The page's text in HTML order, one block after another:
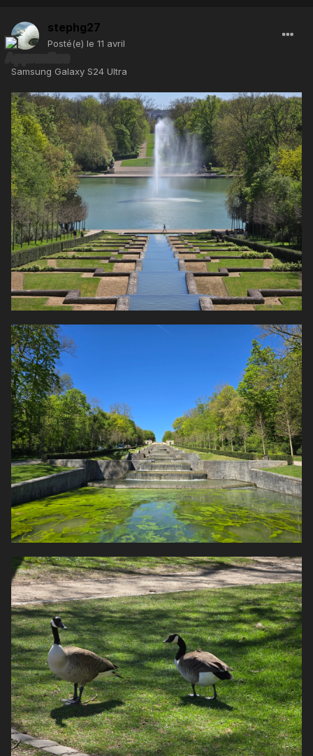
stephg27
Posté(e) le 11 avril
Samsung Galaxy S24 Ultra